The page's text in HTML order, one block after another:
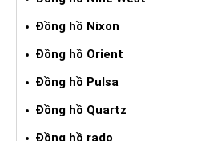
Đồng hồ Nixon
Đồng hồ Orient
Đồng hồ Pulsa
Đồng hồ Quartz
Đồng hồ rado